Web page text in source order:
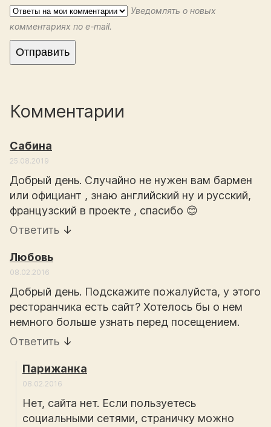
Уведомлять о новых
комментариях по e-mail.
Комментарии
Сабина
25.08.2019
Добрый день. Случайно не нужен вам бармен
или официант , знаю английский ну и русский,
французский в проекте , спасибо 😊
Ответить ↓
Любовь
08.02.2016
Добрый день. Подскажите пожалуйста, у этого
ресторанчика есть сайт? Хотелось бы о нем
немного больше узнать перед посещением.
Ответить ↓
Парижанка
08.02.2016
Нет, сайта нет. Если пользуетесь
социальными сетями, страничку можно